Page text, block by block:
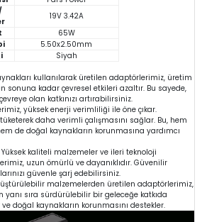
19V 3.42A
65W
5.50x2.50mm
Siyah
kullanılarak üretilen adaptörlerimiz, üretim
sonuna kadar çevresel etkileri azaltır. Bu sayede,
olan katkınızı artırabilirsiniz.
yüksek enerji verimliliği ile öne çıkar.
daha verimli çalışmasını sağlar. Bu, hem
de doğal kaynakların korunmasına yardımcı
Yüksek kaliteli malzemeler ve ileri teknoloji
uzun ömürlü ve dayanıklıdır. Güvenilir
güvenle şarj edebilirsiniz.
malzemelerden üretilen adaptörlerimiz,
sıra sürdürülebilir bir geleceğe katkıda
ve doğal kaynakların korunmasını destekler.